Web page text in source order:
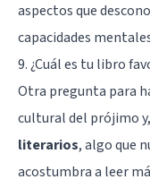
aspectos que
capacidades
9. ¿Cuál es tu libro
Otra pregunta para
cultural del prójimo
literarios, algo que
acostumbra a leer